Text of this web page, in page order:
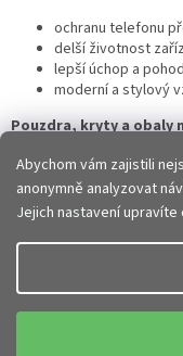
Abychom vám zajistili
anonymně analyzovat
Jejich nastavení upravíte
ochranu telefonu
delší životnost
lepší úchop a
moderní a stylový
Pouzdra, kryty a obaly
styl.
Copyright 2026